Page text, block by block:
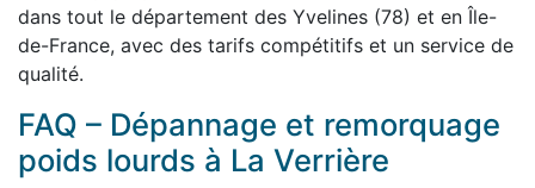
dans tout le département des Yvelines (78) et en Île-
de-France, avec des tarifs compétitifs et un service de
qualité.
FAQ – Dépannage et remorquage
poids lourds à La Verrière